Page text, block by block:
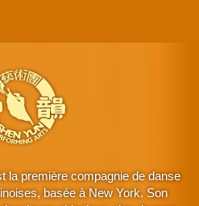
la première compagnie de danse
basée à New York. Son